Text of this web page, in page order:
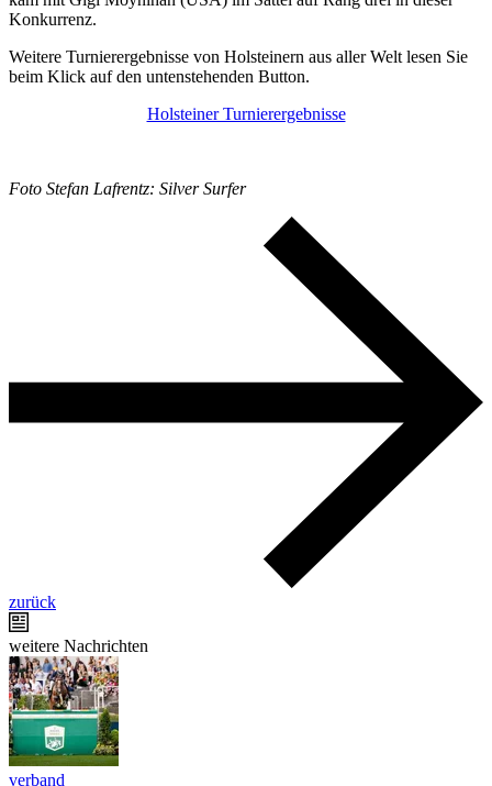
Konkurrenz.
Weitere Turnierergebnisse von Holsteinern aus aller Welt lesen Sie
beim Klick auf den untenstehenden Button.
Holsteiner Turnierergebnisse
Foto Stefan Lafrentz: Silver Surfer
zurück
weitere Nachrichten
verband